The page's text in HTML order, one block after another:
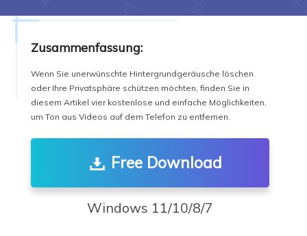
Zusammenfassung:
Wenn Sie unerwünschte Hintergrundgeräusche löschen
oder Ihre Privatsphäre schützen möchten, finden Sie in
diesem Artikel vier kostenlose und einfache Möglichkeiten,
um Ton aus Videos auf dem Telefon zu entfernen.
Free Download
Windows 11/10/8/7